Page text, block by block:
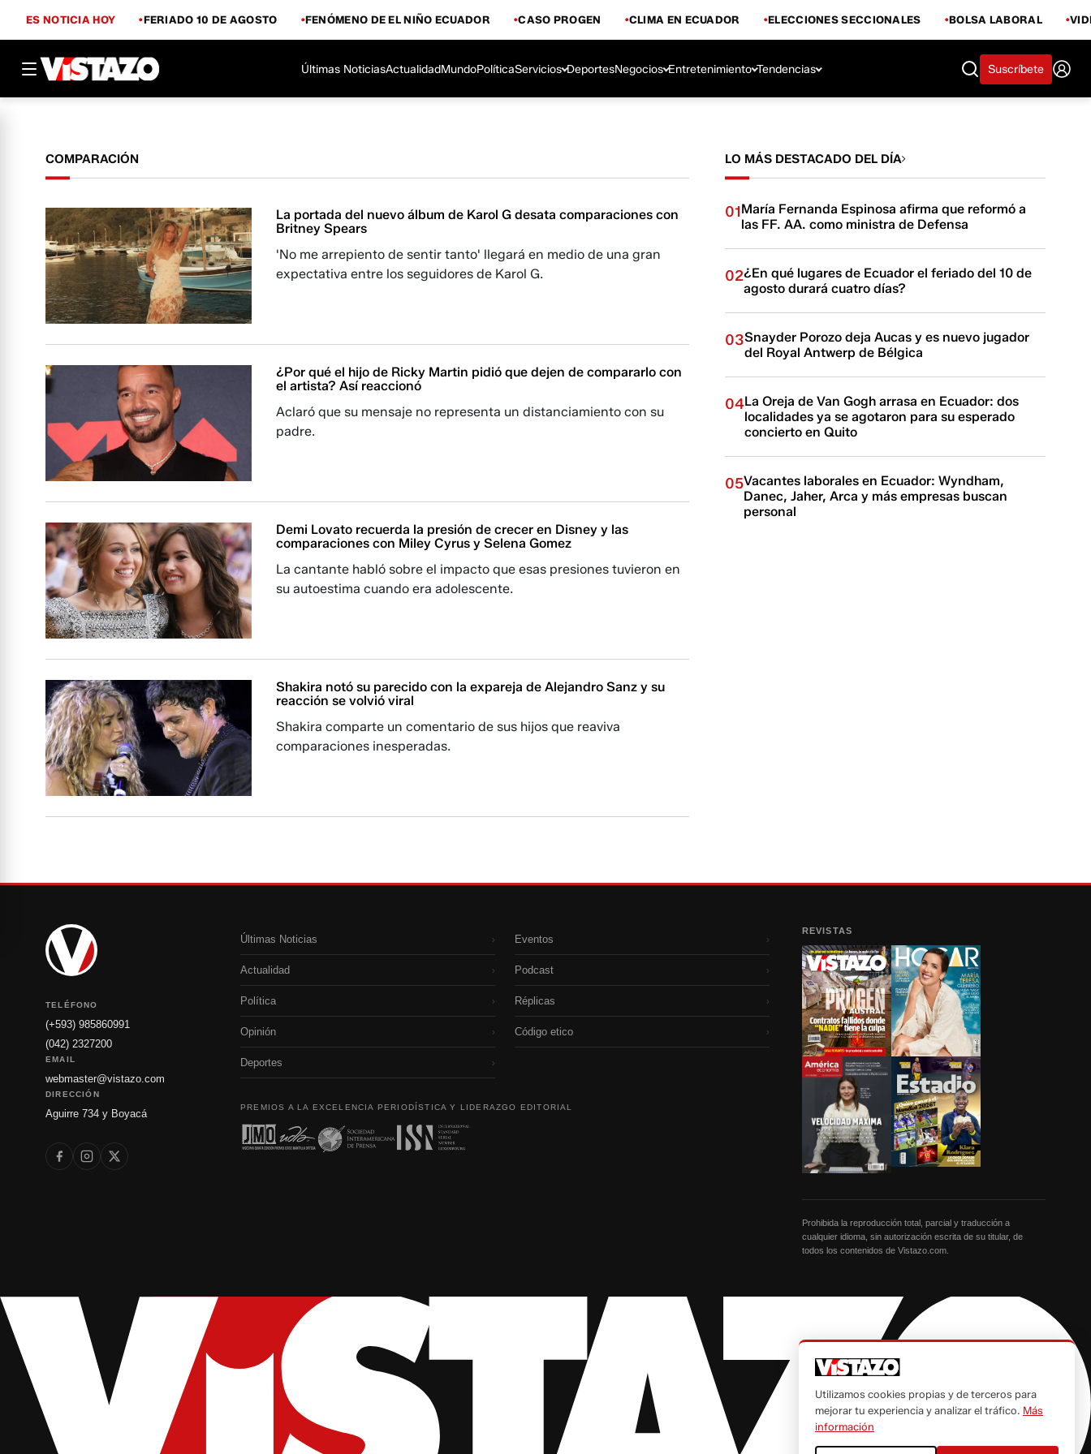
ES NOTICIA HOY FERIADO 10 DE AGOSTO FENÓMENO DE EL NIÑO ECUADOR CASO PROGEN CLIMA EN ECUADOR ELECCIONES SECCIONALES BOLSA LABORAL
Últimas NoticiasActualidadMundoPolíticaServicios DeportesNegocios Entretenimiento Tendencias Suscríbete
COMPARACIÓN
La portada del nuevo álbum de Karol G desata comparaciones con
Britney Spears
'No me arrepiento de sentir tanto' llegará en medio de una gran
expectativa entre los seguidores de Karol G.
¿Por qué el hijo de Ricky Martin pidió que dejen de compararlo con
el artista? Así reaccionó
Aclaró que su mensaje no representa un distanciamiento con su
padre.
Demi Lovato recuerda la presión de crecer en Disney y las
comparaciones con Miley Cyrus y Selena Gomez
La cantante habló sobre el impacto que esas presiones tuvieron en
su autoestima cuando era adolescente.
Shakira notó su parecido con la expareja de Alejandro Sanz y su
reacción se volvió viral
Shakira comparte un comentario de sus hijos que reaviva
comparaciones inesperadas.
LO MÁS DESTACADO DEL DÍA
01María Fernanda Espinosa afirma que reformó a
las FF. AA. como ministra de Defensa
02¿En qué lugares de Ecuador el feriado del 10 de
agosto durará cuatro días?
03Snayder Porozo deja Aucas y es nuevo jugador
del Royal Antwerp de Bélgica
04La Oreja de Van Gogh arrasa en Ecuador: dos
localidades ya se agotaron para su esperado
concierto en Quito
05Vacantes laborales en Ecuador: Wyndham,
Danec, Jaher, Arca y más empresas buscan
personal
TELÉFONO
(+593) 985860991
(042) 2327200
EMAIL
webmaster@vistazo.com
DIRECCIÓN
Aguirre 734 y Boyacá
Últimas Noticias ›
Actualidad ›
Política ›
Opinión ›
Deportes ›
Eventos ›
Podcast ›
Réplicas ›
Código etico ›
PREMIOS A LA EXCELENCIA PERIODÍSTICA Y LIDERAZGO EDITORIAL
REVISTAS
Prohibida la reproducción total, parcial y traducción a
cualquier idioma, sin autorización escrita de su titular, de
todos los contenidos de Vistazo.com.
Utilizamos cookies propias y de terceros para
mejorar tu experiencia y analizar el tráfico. Más
información